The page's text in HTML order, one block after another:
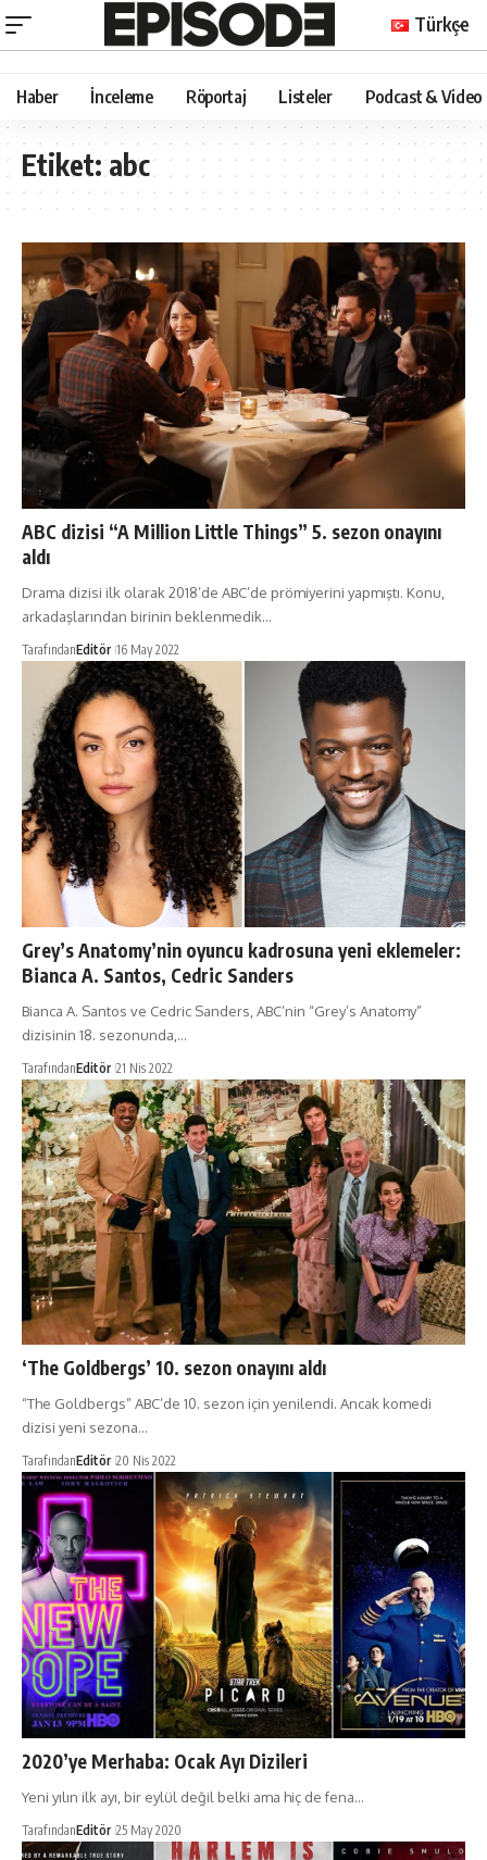
Türkçe
Haber İnceleme Röportaj Listeler Podcast & Video
Etiket:abc
ABC dizisi “A Million Little Things” 5. sezon onayını
aldı
Drama dizisi ilk olarak 2018’de ABC’de prömiyerini yapmıştı. Konu,
arkadaşlarından birinin beklenmedik…
TarafındanEditör 16 May 2022
Grey’s Anatomy’nin oyuncu kadrosuna yeni eklemeler:
Bianca A. Santos, Cedric Sanders
Bianca A. Santos ve Cedric Sanders, ABC’nin “Grey’s Anatomy”
dizisinin 18. sezonunda,…
TarafındanEditör 21 Nis 2022
‘The Goldbergs’ 10. sezon onayını aldı
“The Goldbergs” ABC’de 10. sezon için yenilendi. Ancak komedi
dizisi yeni sezona…
TarafındanEditör 20 Nis 2022
2020’ye Merhaba: Ocak Ayı Dizileri
Yeni yılın ilk ayı, bir eylül değil belki ama hiç de fena…
TarafındanEditör 25 May 2020